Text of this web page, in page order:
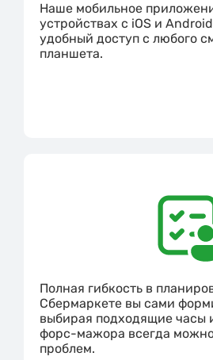
Наше мобильное
устройствах с iOS и
удобный доступ с любого
планшета.
Полная гибкость в
Сбермаркете вы сами
выбирая подходящие часы
форс-мажора всегда
проблем.